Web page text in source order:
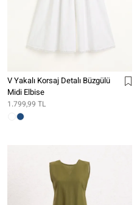
V Yakalı Korsaj Detalı Büzgülü
Midi Elbise
1.799,99 TL